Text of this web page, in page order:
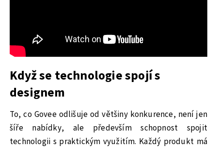
Když se technologie spojí s
designem
To, co Govee odlišuje od většiny konkurence, není jen
šíře nabídky, ale především schopnost spojit
technologii s praktickým využitím. Každý produkt má